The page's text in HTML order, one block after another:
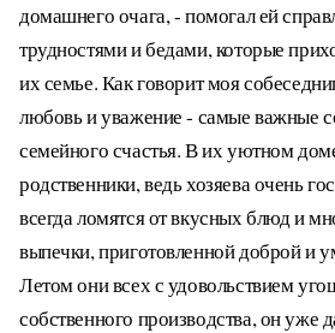
домашнего очага, - помогал ей
трудностями и бедами, которые
их семье. Как говорит моя
любовь и уважение - самые важные
семейного счастья. В их уютном
родственники, ведь хозяева очень
всегда ломятся от вкусных блюд и
выпечки, приготовленной доброй и
Летом они всех с удовольствием
собственного производства, он уже